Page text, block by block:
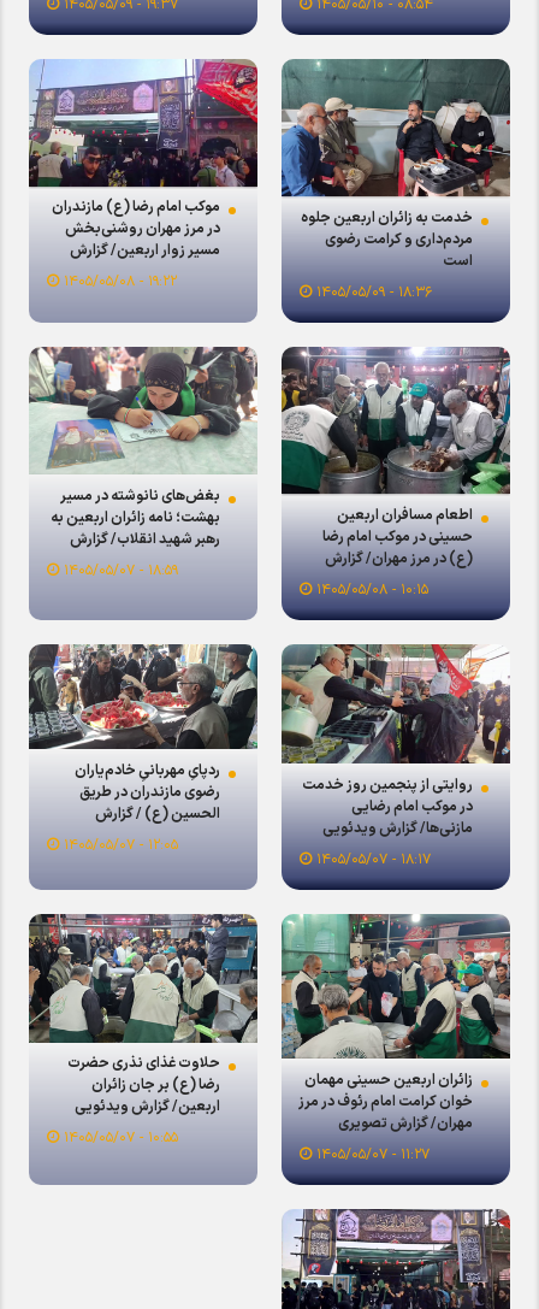
۰۸:۵۴ - ۱۴۰۵/۰۵/۱۰ ۱۹:۳۷ - ۱۴۰۵/۰۵/۰۹
خدمت به زائران اربعین جلوه
مردم‌داری و کرامت رضوی
است
۱۸:۳۶ - ۱۴۰۵/۰۵/۰۹
موکب امام رضا (ع) مازندران
در مرز مهران روشنی‌بخش
مسیر زوار اربعین/ گزارش
ویدئویی۱۹:۲۲ - ۱۴۰۵/۰۵/۰۸
اطعام مسافران اربعین
حسینی در موکب امام رضا
(ع) در مرز مهران/ گزارش
ویدئویی۱۰:۱۵ - ۱۴۰۵/۰۵/۰۸
بغض‌های نانوشته در مسیر
بهشت؛ نامه زائران اربعین به
رهبر شهید انقلاب/ گزارش
تصویری۱۸:۵۹ - ۱۴۰۵/۰۵/۰۷
روایتی از پنجمین روز خدمت
در موکب امام رضایی
مازنی‌ها/ گزارش ویدئویی
۱۸:۱۷ - ۱۴۰۵/۰۵/۰۷
ردپایِ مهربانیِ خادم‌یاران
رضوی مازندران در طریق
الحسین (ع) / گزارش
ویدئویی۱۲:۰۵ - ۱۴۰۵/۰۵/۰۷
زائران اربعین حسینی مهمان
خوان کرامت امام رئوف در مرز
مهران/ گزارش تصویری
۱۱:۲۷ - ۱۴۰۵/۰۵/۰۷
حلاوت غذای نذری حضرت
رضا (ع) بر جان زائران
اربعین/ گزارش ویدئویی
۱۰:۵۵ - ۱۴۰۵/۰۵/۰۷